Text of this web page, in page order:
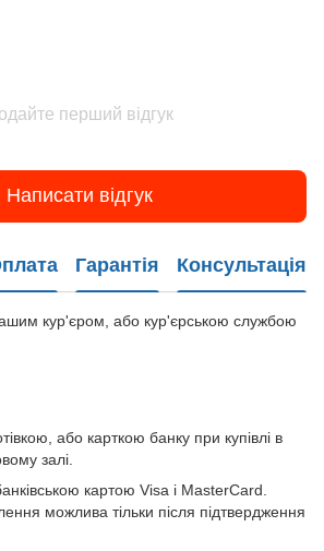
перший відгук
Написати відгук
Гарантія Консультація
кур'єром, або кур'єрською службою
або карткою банку при купівлі в
залі.
картою Visa і MasterCard.
можлива тільки після підтвердження